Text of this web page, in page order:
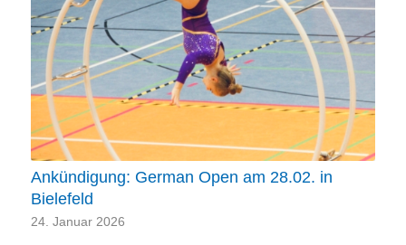
Ankündigung: German Open am 28.02. in
Bielefeld
24. Januar 2026